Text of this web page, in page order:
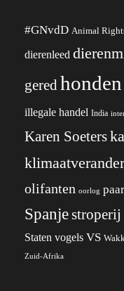
#GNvdD Animal
dierenleed
gered honden
illegale handel India
Karen Soeters
olifanten oorlog
Spanjestroperij
Staten vogels VS
Zuid-Afrika